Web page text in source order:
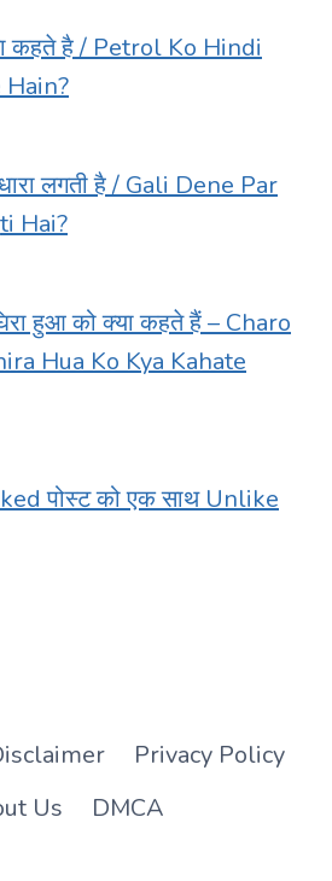
कहते है / Petrol Ko Hindi
Hain?
लगती है / Gali Dene Par
Hai?
हुआ को क्या कहते हैं – Charo
Hua Ko Kya Kahate
पोस्ट को एक साथ Unlike
Privacy Policy
Us
DMCA